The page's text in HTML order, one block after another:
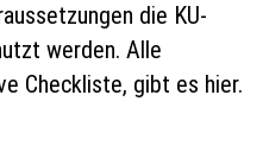
die KU-
werden. Alle
Checkliste, gibt es hier.